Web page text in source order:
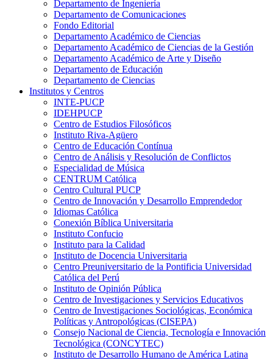
Departamento de Ingeniería
Departamento de Comunicaciones
Fondo Editorial
Departamento Académico de Ciencias
Departamento Académico de Ciencias de la Gestión
Departamento Académico de Arte y Diseño
Departamento de Educación
Departamento de Ciencias
Institutos y Centros
INTE-PUCP
IDEHPUCP
Centro de Estudios Filosóficos
Instituto Riva-Agüero
Centro de Educación Contínua
Centro de Análisis y Resolución de Conflictos
Especialidad de Música
CENTRUM Católica
Centro Cultural PUCP
Centro de Innovación y Desarrollo Emprendedor
Idiomas Católica
Conexión Bíblica Universitaria
Instituto Confucio
Instituto para la Calidad
Instituto de Docencia Universitaria
Centro Preuniversitario de la Pontificia Universidad
Católica del Perú
Instituto de Opinión Pública
Centro de Investigaciones y Servicios Educativos
Centro de Investigaciones Sociológicas, Económica
Políticas y Antropológicas (CISEPA)
Consejo Nacional de Ciencia, Tecnología e Innovación
Tecnológica (CONCYTEC)
Instituto de Desarrollo Humano de América Latina